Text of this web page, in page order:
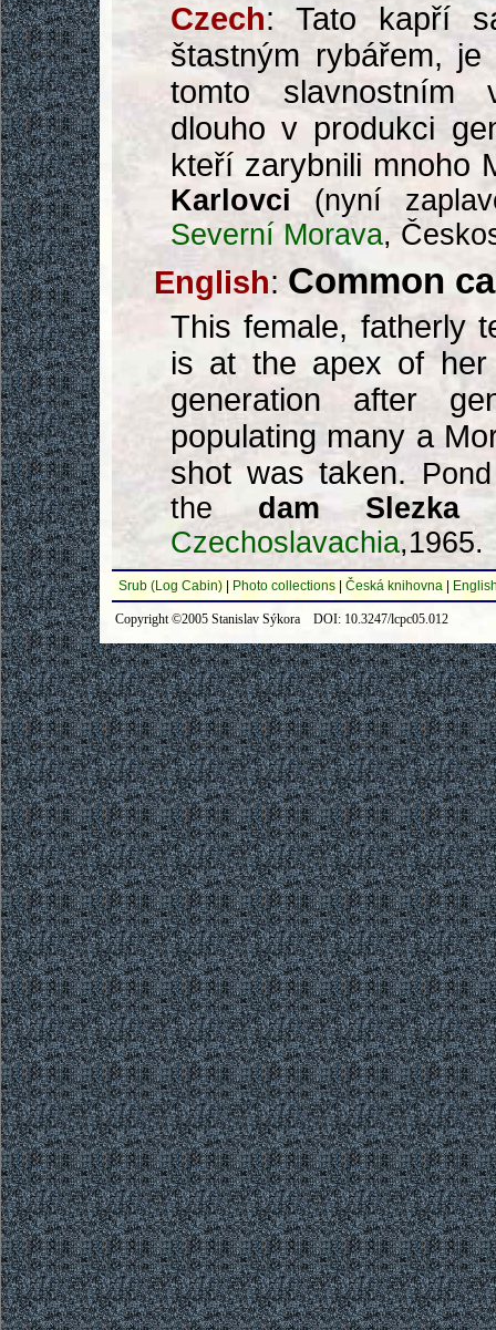
Czech: Tato kapří
štastným rybářem,
tomto slavnostním
dlouho v produkci
kteří zarybnili mnoho
Karlovci (nyní
Severní Morava,
English: Common
This female, fatherly
is at the apex of her
generation after
populating many a
shot was taken.
the dam Slezka
Czechoslavachia,1965.
Srub (Log Cabin) Photo collections Česká knihovna
Copyright ©2005 Stanislav Sýkora DOI: 10.3247/lcpc05.012